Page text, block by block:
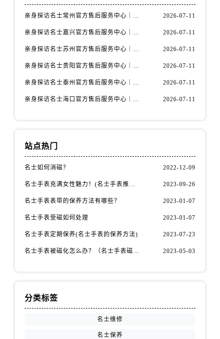
亲身探访名士常州官方售后服务中心｜全新官方服务电话与地址（2026年7月最新） 2026-07-11
亲身探访名士嘉兴官方售后服务中心｜全新地址和售后电话（2026年7月最新） 2026-07-11
亲身探访名士苏州官方售后服务中心｜服务热线与门店详细地址（2026年7月最新） 2026-07-11
亲身探访名士贵阳官方售后服务中心｜网点地址与电话（2026年7月最新） 2026-07-11
亲身探访名士泰州官方售后服务中心｜最新网点地址及热线（2026年7月最新） 2026-07-11
亲身探访名士海口官方售后服务中心｜全部地址与售后电话（2026年7月最新） 2026-07-11
站点热门
名士如何消磁？ 2022-12-09
名士手表充满女性魅力！(名士手表推荐！) 2023-09-26
名士手表表带的保养方法有哪些？ 2023-01-07
名士手表受磁如何处理 2023-01-07
名士手表定期保养(名士手表的保养方法) 2023-07-23
名士手表被磁化怎么办？（名士手表磁化处理方法） 2023-05-03
分类标签
名士维修
名士保养